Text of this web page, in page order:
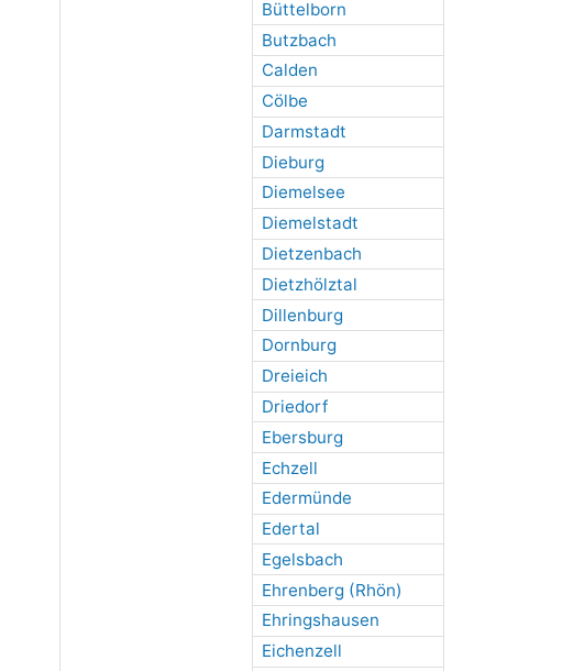
Büttelborn
Butzbach
Calden
Cölbe
Darmstadt
Dieburg
Diemelsee
Diemelstadt
Dietzenbach
Dietzhölztal
Dillenburg
Dornburg
Dreieich
Driedorf
Ebersburg
Echzell
Edermünde
Edertal
Egelsbach
Ehrenberg (Rhön)
Ehringshausen
Eichenzell